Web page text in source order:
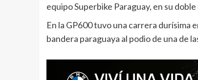
equipo Superbike Paraguay, en su
En la GP600 tuvo una carrera durísima
bandera paraguaya al podio de una de